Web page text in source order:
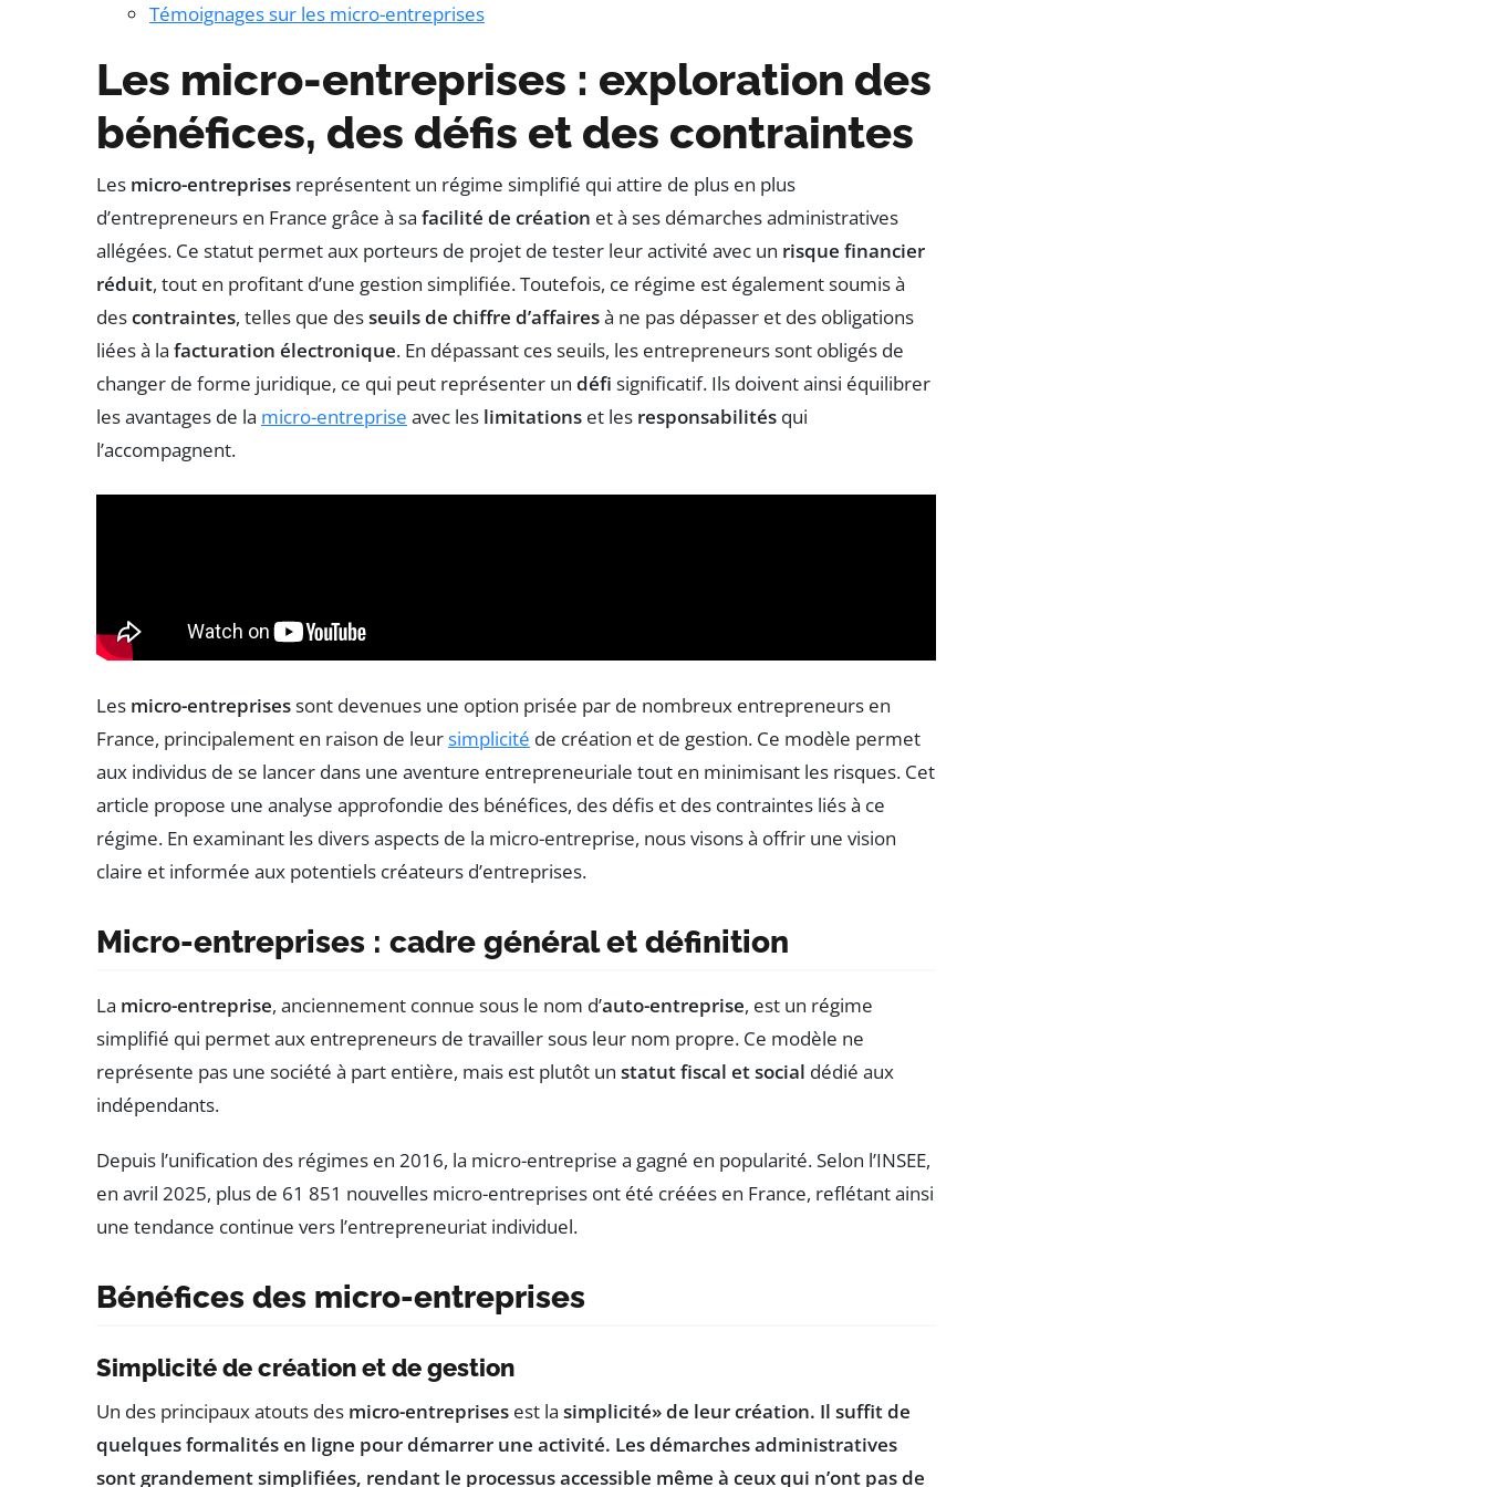
Témoignages sur les micro-entreprises
Les micro-entreprises : exploration des
bénéfices, des défis et des contraintes
Les micro-entreprises représentent un régime simplifié qui attire de plus en plus
d’entrepreneurs en France grâce à sa facilité de création et à ses démarches administratives
allégées. Ce statut permet aux porteurs de projet de tester leur activité avec un risque financier
réduit, tout en profitant d’une gestion simplifiée. Toutefois, ce régime est également soumis à
descontraintes, telles que desseuils de chiffre d’affairesà ne pas dépasser et des obligations
liées à la facturation électronique. En dépassant ces seuils, les entrepreneurs sont obligés de
changer de forme juridique, ce qui peut représenter un défi significatif. Ils doivent ainsi équilibrer
les avantages de la micro-entreprise avec les limitations et les responsabilités qui
l’accompagnent.
Les micro-entreprisessont devenues une option prisée par de nombreux entrepreneurs en
France, principalement en raison de leursimplicité de création et de gestion. Ce modèle permet
aux individus de se lancer dans une aventure entrepreneuriale tout en minimisant les risques. Cet
article propose une analyse approfondie des bénéfices, des défis et des contraintes liés à ce
régime. En examinant les divers aspects de la micro-entreprise, nous visons à offrir une vision
claire et informée aux potentiels créateurs d’entreprises.
Micro-entreprises : cadre général et définition
La micro-entreprise, anciennement connue sous le nom d’auto-entreprise, est un régime
simplifié qui permet aux entrepreneurs de travailler sous leur nom propre. Ce modèle ne
représente pas une société à part entière, mais est plutôt un statut fiscal et social dédié aux
indépendants.
Depuis l’unification des régimes en 2016, la micro-entreprise a gagné en popularité. Selon l’INSEE,
en avril 2025, plus de 61 851 nouvelles micro-entreprises ont été créées en France, reflétant ainsi
une tendance continue vers l’entrepreneuriat individuel.
Bénéfices des micro-entreprises
Simplicité de création et de gestion
Un des principaux atouts des micro-entreprises est la simplicité» de leur création. Il suffit de
quelques formalités en ligne pour démarrer une activité. Les démarches administratives
sont grandement simplifiées, rendant le processus accessible même à ceux qui n’ont pas de